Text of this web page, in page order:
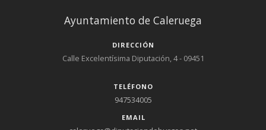
Ayuntamiento de Caleruega
DIRECCIÓN
Calle Excelentísima Diputación, 4 - 09451
TELÉFONO
947534005
EMAIL